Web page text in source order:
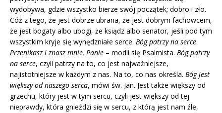
wydobywa, gdzie wszystko bierze swój początek; dobro i zło.
Cóż z tego, że jest dobrze ubrana, że jest dobrym fachowcem,
że jest bogaty albo ubogi, że ksiądz albo senator, jeśli pod tym
wszystkim kryje się wynędzniałe serce. Bóg patrzy na serce.
Przenikasz i znasz mnie, Panie – modli się Psalmista. Bóg patrzy
na serce, czyli patrzy na to, co jest najważniejsze,
najistotniejsze w każdym z nas. Na to, co nas określa. Bóg jest
większy od naszego serca, mówi św. Jan. Jest także większy od
grzechu, który jest w tym sercu, czyli jest większy od tej
nieprawdy, która gnieździ się w sercu, z którą jest nam źle,